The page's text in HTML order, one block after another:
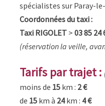
spécialistes sur Paray-
Coordonnées du taxi :
Taxi RIGOLET > 03 85 24
(réservation la veille,
Tarifs par trajet :
moins de 15 km : 2 €
de 15 km à 24km : 4 €